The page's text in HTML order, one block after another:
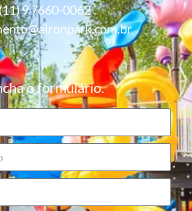
9 7660-0062
o formulário.